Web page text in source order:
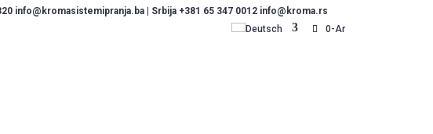
info@kromasistemipranja.ba | Srbija +381 65 347 0012 info@kroma.rs
Deutsch
0-Ar